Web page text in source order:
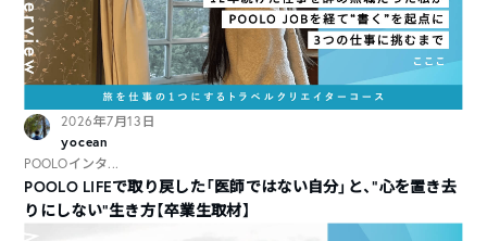
2026年7月13日
yocean
POOLOインタ...
POOLO LIFEで取り戻した「医師ではない自分」と、“心を置き去
りにしない”生き方【卒業生取材】